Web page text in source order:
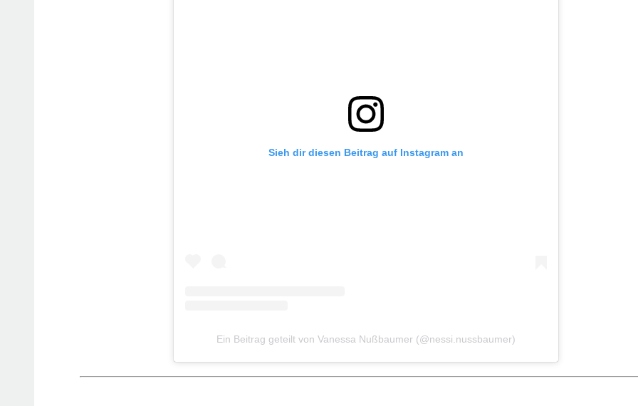
Sieh dir diesen Beitrag auf Instagram an
Ein Beitrag geteilt von Vanessa Nußbaumer (@nessi.nussbaumer)